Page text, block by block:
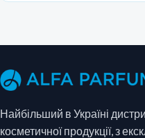
Найбільший в Україні
косметичної продукції, з